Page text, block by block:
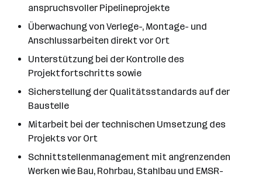
anspruchsvoller Pipelineprojekte
Überwachung von Verlege-, Montage- und
Anschlussarbeiten direkt vor Ort
Unterstützung bei der Kontrolle des
Projektfortschritts sowie
Sicherstellung der Qualitätsstandards auf der
Baustelle
Mitarbeit bei der technischen Umsetzung des
Projekts vor Ort
Schnittstellenmanagement mit angrenzenden
Werken wie Bau, Rohrbau, Stahlbau und EMSR-